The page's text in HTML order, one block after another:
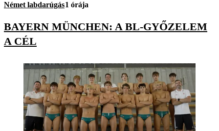
Német labdarúgás1 órája
BAYERN MÜNCHEN: A BL-GYŐZELEM
A CÉL